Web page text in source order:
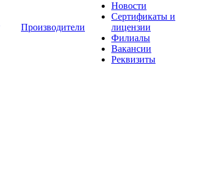
Производители
Новости
Сертификаты и
лицензии
Филиалы
Вакансии
Реквизиты